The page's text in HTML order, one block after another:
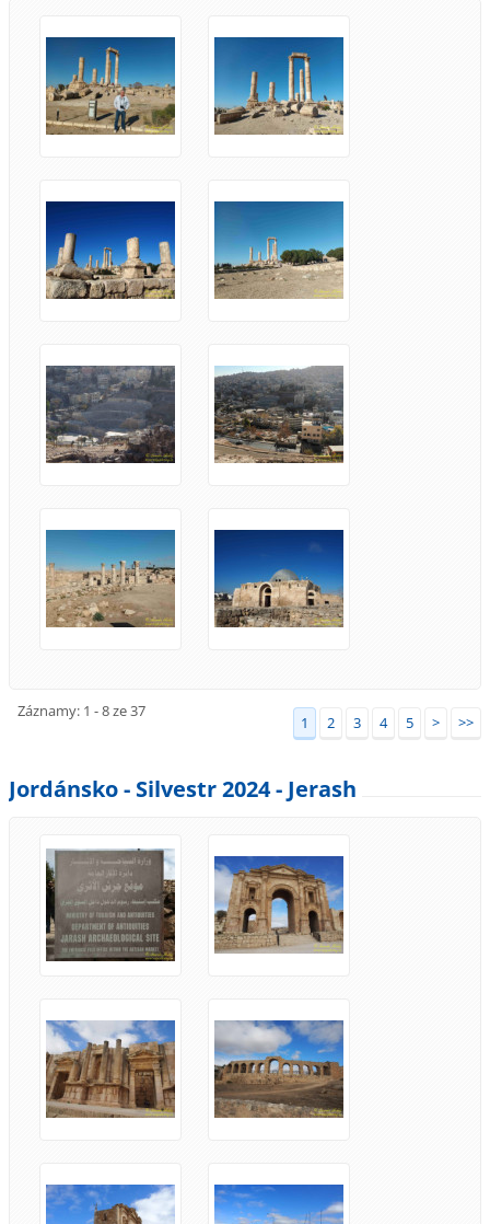
Záznamy: 1 - 8 ze 37
1 2 3 4 5 > >>
Jordánsko - Silvestr 2024 - Jerash